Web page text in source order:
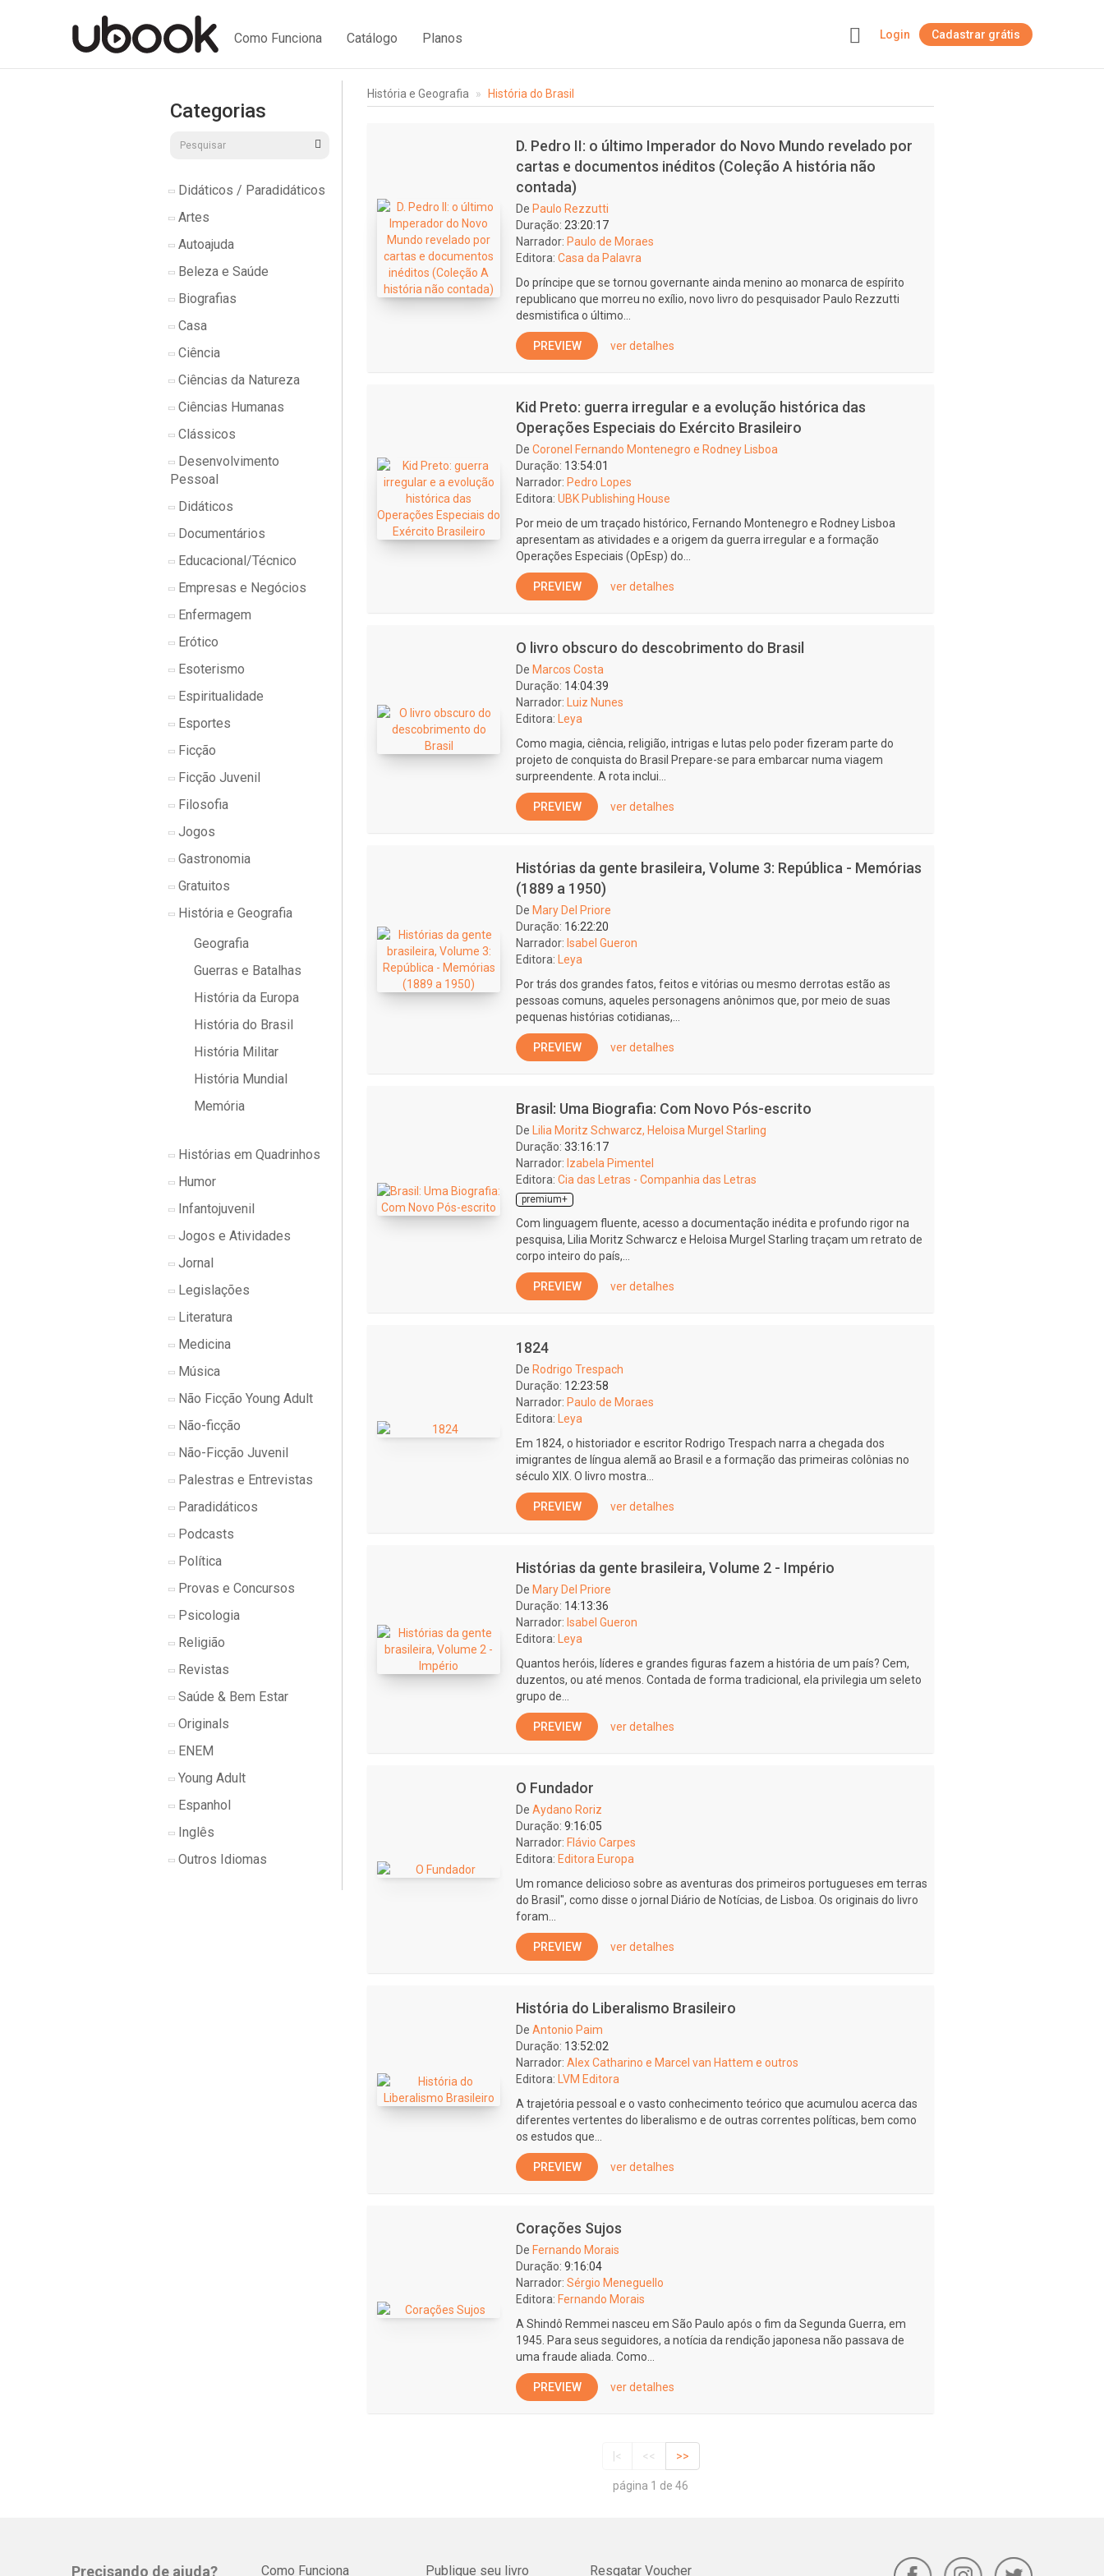
Como Funciona Catálogo Planos Login Cadastrar grátis
Categorias
Didáticos / Paradidáticos
Artes
Autoajuda
Beleza e Saúde
Biografias
Casa
Ciência
Ciências da Natureza
Ciências Humanas
Clássicos
Desenvolvimento
Pessoal
Didáticos
Documentários
Educacional/Técnico
Empresas e Negócios
Enfermagem
Erótico
Esoterismo
Espiritualidade
Esportes
Ficção
Ficção Juvenil
Filosofia
Jogos
Gastronomia
Gratuitos
História e Geografia
Geografia
Guerras e Batalhas
História da Europa
História do Brasil
História Militar
História Mundial
Memória
Histórias em Quadrinhos
Humor
Infantojuvenil
Jogos e Atividades
Jornal
Legislações
Literatura
Medicina
Música
Não Ficção Young Adult
Não-ficção
Não-Ficção Juvenil
Palestras e Entrevistas
Paradidáticos
Podcasts
Política
Provas e Concursos
Psicologia
Religião
Revistas
Saúde & Bem Estar
Originals
ENEM
Young Adult
Espanhol
Inglês
Outros Idiomas
História e Geografia História do Brasil
D. Pedro II: o último Imperador do Novo Mundo revelado por
cartas e documentos inéditos (Coleção A história não
contada)
De Paulo Rezzutti
Duração: 23:20:17
Narrador: Paulo de Moraes
Editora: Casa da Palavra
Do príncipe que se tornou governante ainda menino ao monarca de espírito
republicano que morreu no exílio, novo livro do pesquisador Paulo Rezzutti
desmistifica o último...
PREVIEW ver detalhes
Kid Preto: guerra irregular e a evolução histórica das
Operações Especiais do Exército Brasileiro
De Coronel Fernando Montenegro e Rodney Lisboa
Duração: 13:54:01
Narrador: Pedro Lopes
Editora: UBK Publishing House
Por meio de um traçado histórico, Fernando Montenegro e Rodney Lisboa
apresentam as atividades e a origem da guerra irregular e a formação
Operações Especiais (OpEsp) do...
PREVIEW ver detalhes
O livro obscuro do descobrimento do Brasil
De Marcos Costa
Duração: 14:04:39
Narrador:
Luiz Nunes
Editora:
Leya
Como magia, ciência, religião, intrigas e lutas pelo poder fizeram parte do
projeto de conquista do Brasil Prepare-se para embarcar numa viagem
surpreendente. A rota inclui...
PREVIEW ver detalhes
Histórias da gente brasileira, Volume 3: República - Memórias
(1889 a 1950)
De Mary Del Priore
Duração: 16:22:20
Narrador: Isabel Gueron
Editora:
Leya
Por trás dos grandes fatos, feitos e vitórias ou mesmo derrotas estão as
pessoas comuns, aqueles personagens anônimos que, por meio de suas
pequenas histórias cotidianas,...
PREVIEW ver detalhes
Brasil: Uma Biografia: Com Novo Pós-escrito
De
Lilia Moritz Schwarcz, Heloisa Murgel Starling
Duração: 33:16:17
Narrador: Izabela Pimentel
Editora: Cia das Letras - Companhia das Letras
premium+
Com linguagem fluente, acesso a documentação inédita e profundo rigor na
pesquisa, Lilia Moritz Schwarcz e Heloisa Murgel Starling traçam um retrato de
corpo inteiro do país,...
PREVIEW ver detalhes
1824
De Rodrigo Trespach
Duração: 12:23:58
Narrador: Paulo de Moraes
Editora:
Leya
Em 1824, o historiador e escritor Rodrigo Trespach narra a chegada dos
imigrantes de língua alemã ao Brasil e a formação das primeiras colônias no
século XIX. O livro mostra...
PREVIEW ver detalhes
Histórias da gente brasileira, Volume 2 - Império
De Mary Del Priore
Duração: 14:13:36
Narrador: Isabel Gueron
Editora:
Leya
Quantos heróis, líderes e grandes figuras fazem a história de um país? Cem,
duzentos, ou até menos. Contada de forma tradicional, ela privilegia um seleto
grupo de...
PREVIEW ver detalhes
O Fundador
De Aydano Roriz
Duração: 9:16:05
Narrador: Flávio Carpes
Editora: Editora Europa
Um romance delicioso sobre as aventuras dos primeiros portugueses em terras
do Brasil", como disse o jornal Diário de Notícias, de Lisboa. Os originais do livro
foram...
PREVIEW ver detalhes
História do Liberalismo Brasileiro
De Antonio Paim
Duração: 13:52:02
Narrador: Alex Catharino e Marcel van Hattem e outros
Editora:
LVM Editora
A trajetória pessoal e o vasto conhecimento teórico que acumulou acerca das
diferentes vertentes do liberalismo e de outras correntes políticas, bem como
os estudos que...
PREVIEW ver detalhes
Corações Sujos
De Fernando Morais
Duração: 9:16:04
Narrador: Sérgio Meneguello
Editora: Fernando Morais
A Shindô Remmei nasceu em São Paulo após o fim da Segunda Guerra, em
1945. Para seus seguidores, a notícia da rendição japonesa não passava de
uma fraude aliada. Como...
PREVIEW ver detalhes
|< << >>
página 1 de 46
Precisando de ajuda? Como Funciona Publique seu livro Resgatar Voucher